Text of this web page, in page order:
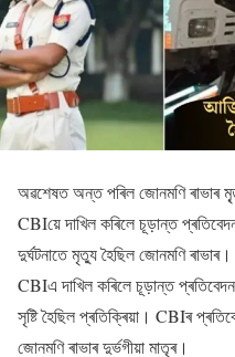
অৱশেষত অন্ত পৰিল জোনমণি ৰাভাৰ
CBIয়ে দাখিল কৰিলে চূড়ান্ত
দুৰ্ঘটনাতে মৃত্যু হৈছিল জোনমণি
CBIএ দাখিল কৰিলে চূড়ান্ত
সৃষ্টি হৈছিল প্ৰতিক্ৰিয়া। CBIৰ
জোনমণি ৰাভাৰ দুৰ্ভগীয়া মাতৃৰ।